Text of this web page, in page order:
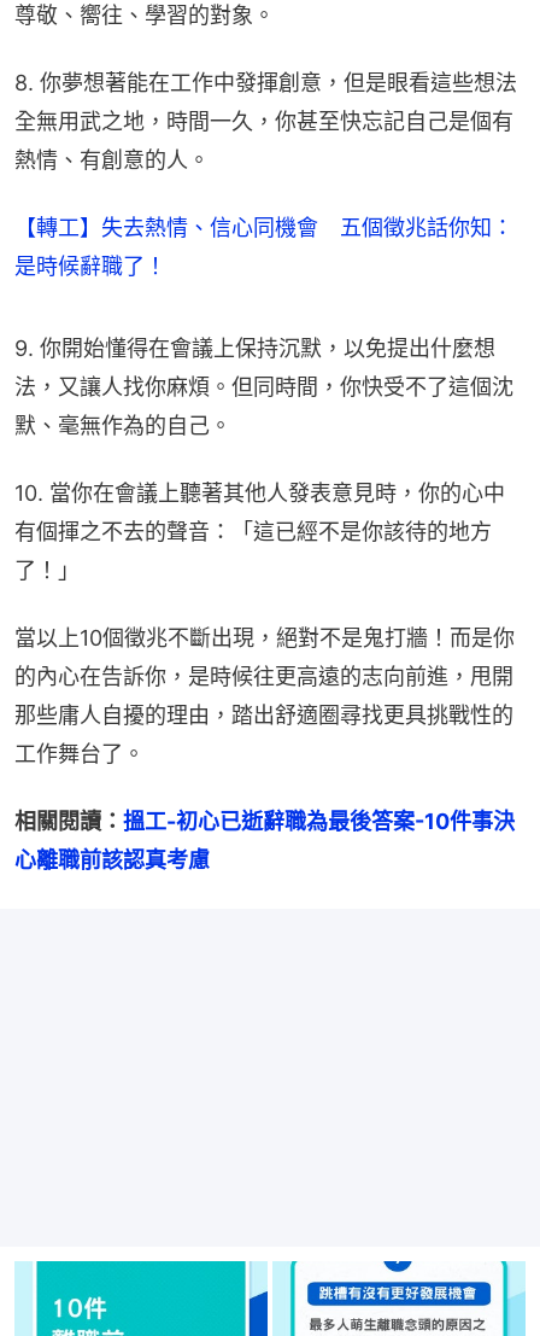
尊敬、嚮往、學習的對象。
8. 你夢想著能在工作中發揮創意，但是眼看這些想法
全無用武之地，時間一久，你甚至快忘記自己是個有
熱情、有創意的人。
【轉工】失去熱情、信心同機會 五個徵兆話你知：
是時候辭職了！
9. 你開始懂得在會議上保持沉默，以免提出什麼想
法，又讓人找你麻煩。但同時間，你快受不了這個沈
默、毫無作為的自己。
10. 當你在會議上聽著其他人發表意見時，你的心中
有個揮之不去的聲音：「這已經不是你該待的地方
了！」
當以上10個徵兆不斷出現，絕對不是鬼打牆！而是你
的內心在告訴你，是時候往更高遠的志向前進，甩開
那些庸人自擾的理由，踏出舒適圈尋找更具挑戰性的
工作舞台了。
相關閱讀： 搵工-初心已逝辭職為最後答案-10件事決
心離職前該認真考慮